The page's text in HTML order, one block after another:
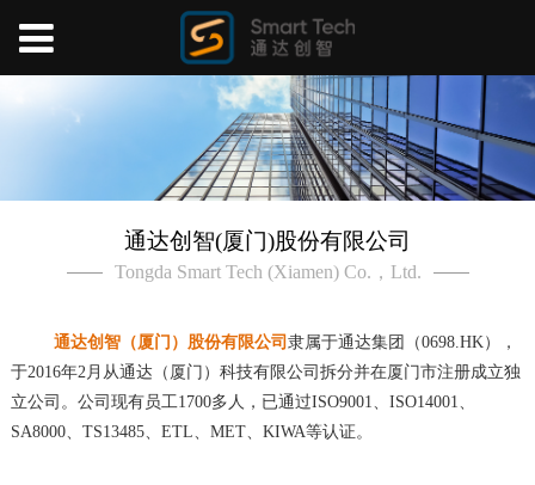
通达创智(厦门)股份有限公司
Tongda Smart Tech (Xiamen) Co.，Ltd.
通达创智（厦门）股份有限公司 隶属于通达集团（0698.HK），
于2016年2月从通达（厦门）科技有限公司拆分并在厦门市注册成立独
立公司。公司现有员工1700多人，已通过ISO9001、ISO14001、
SA8000、TS13485、ETL、MET、KIWA等认证。